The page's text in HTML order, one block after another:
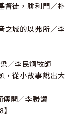
徒，腓利門／朴
城的以弗所／李
／李民炯牧師
從小故事說出大
開／李勝讚